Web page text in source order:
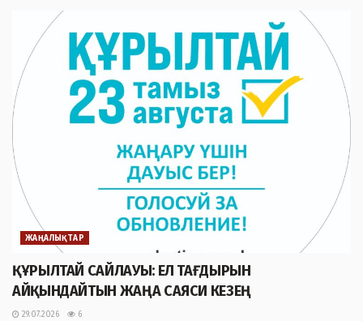
ЖАҢАЛЫҚТАР
ҚҰРЫЛТАЙ САЙЛАУЫ: ЕЛ ТАҒДЫРЫН
АЙҚЫНДАЙТЫН ЖАҢА САЯСИ КЕЗЕҢ
29.07.2026 6